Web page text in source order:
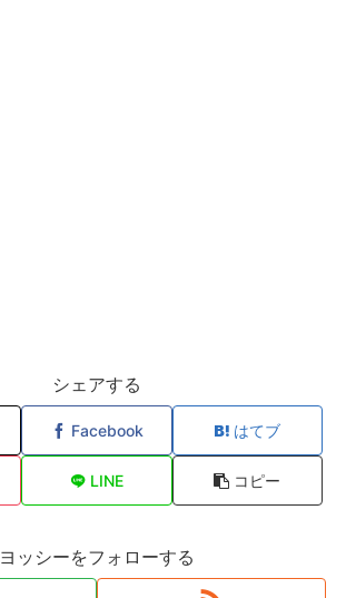
シェアする
Facebook はてブ
LINE コピー
ヨッシーをフォローする